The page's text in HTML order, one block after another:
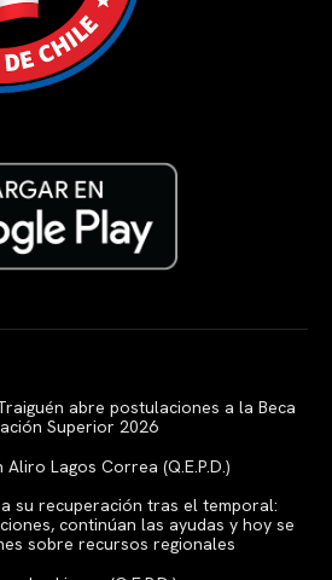
abre postulaciones a la Beca
Superior 2026
Lagos Correa (Q.E.P.D.)
su recuperación tras el temporal:
continúan las ayudas y hoy se
sobre recursos regionales